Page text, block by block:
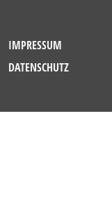
IMPRESSUM
DATENSCHUTZ